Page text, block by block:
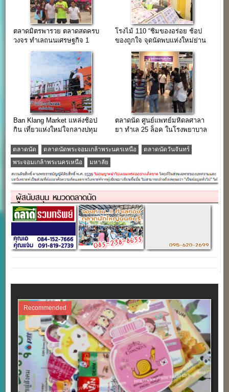
ตลาดมิตรพารวย ตลาดสดครบ
วงจร ทำเลถนนเศรษฐกิจ 1
โรงไม้ 110 “ชิมของอร่อย ช้อป
ของถูกใจ จุดนัดพบแห่งใหม่ย่าน
Ban Klang Market แหล่งช้อป
กิน เที่ยวแห่งใหม่ใจกลางปทุม
ตลาดนัด ศูนย์แพทย์มหิดลศาลา
ยา ทำเล 25 ล็อค ในโรงพยาบาล
ตลาดนัด ตลาดนัดพระจอมเกล้าพระนครเหนือ
ตลาดนัดวันจันทร์
พระจอมเกล้าพระนครเหนือ
มหาลัย
ผู้สนับสนุน หมวดตลาดนัด
Recommended